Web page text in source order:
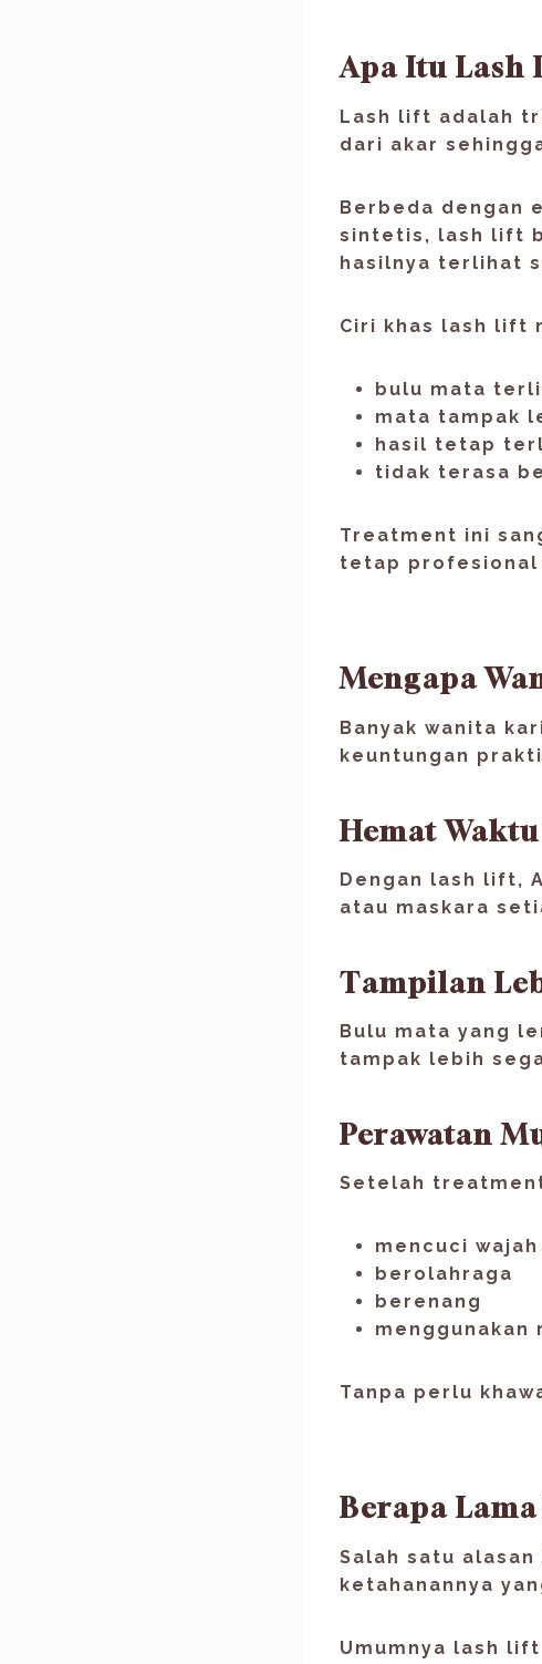
Apa Itu Lash
Lash lift adalah
dari akar
Berbeda dengan
sintetis, lash lift
hasilnya terlihat
Ciri khas lash lift
bulu mata
mata tampak
hasil tetap
tidak terasa
Treatment ini
tetap profesional
Mengapa
Banyak wanita
keuntungan
Hemat
Dengan lash lift,
atau maskara
Tampilan
Bulu mata yang
tampak lebih
Perawatan
Setelah
mencuci
berolahraga
berenang
menggunakan
Tanpa perlu
Berapa
Salah satu
ketahanannya
Umumnya lash